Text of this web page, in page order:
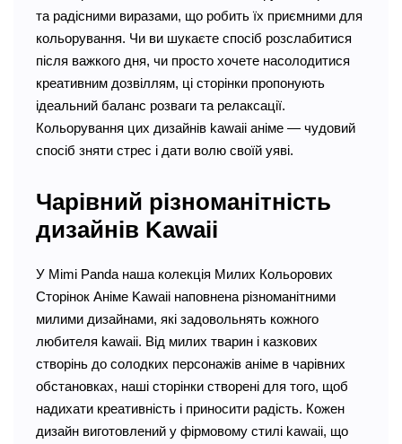
та радісними виразами, що робить їх приємними для
кольорування. Чи ви шукаєте спосіб розслабитися
після важкого дня, чи просто хочете насолодитися
креативним дозвіллям, ці сторінки пропонують
ідеальний баланс розваги та релаксації.
Кольорування цих дизайнів kawaii аніме — чудовий
спосіб зняти стрес і дати волю своїй уяві.
Чарівний різноманітність
дизайнів Kawaii
У Mimi Panda наша колекція Милих Кольорових
Сторінок Аніме Kawaii наповнена різноманітними
милими дизайнами, які задовольнять кожного
любителя kawaii. Від милих тварин і казкових
створінь до солодких персонажів аніме в чарівних
обстановках, наші сторінки створені для того, щоб
надихати креативність і приносити радість. Кожен
дизайн виготовлений у фірмовому стилі kawaii, що